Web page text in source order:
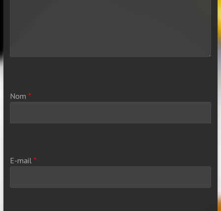
Nom *
E-mail *